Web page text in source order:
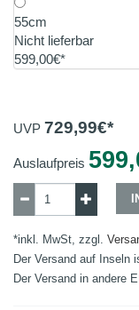
55cm
Nicht lieferbar
599,00€*
UVP 729,99€*
Auslaufpreis
*inkl. MwSt, zzgl.
Der Versand auf Inseln
Der Versand in andere